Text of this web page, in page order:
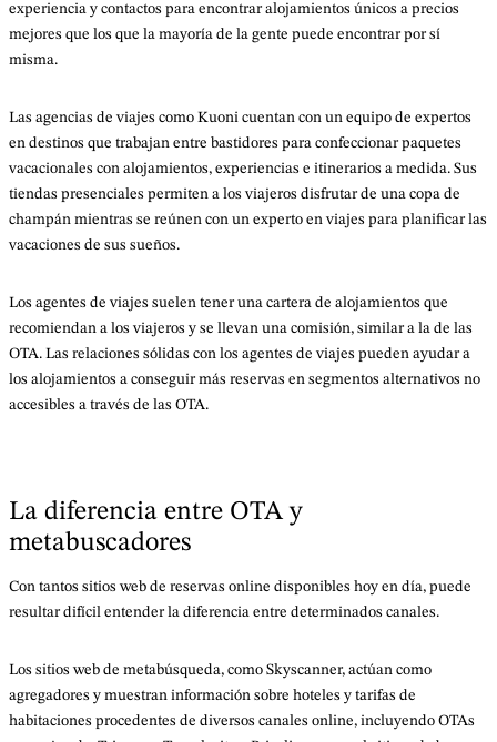
experiencia y contactos para encontrar alojamientos únicos a precios
mejores que los que la mayoría de la gente puede encontrar por sí
misma.
Las agencias de viajes como Kuoni cuentan con un equipo de expertos
en destinos que trabajan entre bastidores para confeccionar paquetes
vacacionales con alojamientos, experiencias e itinerarios a medida. Sus
tiendas presenciales permiten a los viajeros disfrutar de una copa de
champán mientras se reúnen con un experto en viajes para planificar las
vacaciones de sus sueños.
Los agentes de viajes suelen tener una cartera de alojamientos que
recomiendan a los viajeros y se llevan una comisión, similar a la de las
OTA. Las relaciones sólidas con los agentes de viajes pueden ayudar a
los alojamientos a conseguir más reservas en segmentos alternativos no
accesibles a través de las OTA.
La diferencia entre OTA y
metabuscadores
Con tantos sitios web de reservas online disponibles hoy en día, puede
resultar difícil entender la diferencia entre determinados canales.
Los sitios web de metabúsqueda, como Skyscanner, actúan como
agregadores y muestran información sobre hoteles y tarifas de
habitaciones procedentes de diversos canales online, incluyendo OTAs